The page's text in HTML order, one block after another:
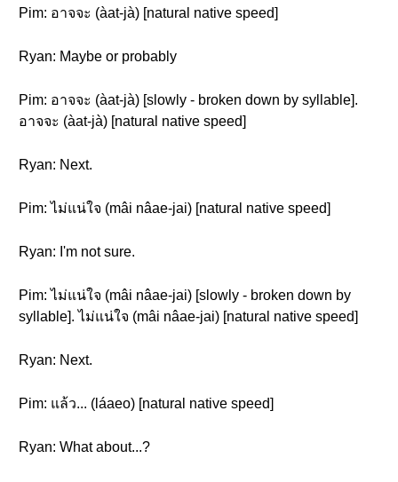
Pim: อาจจะ (àat-jà) [natural native speed]
Ryan: Maybe or probably
Pim: อาจจะ (àat-jà) [slowly - broken down by syllable].
อาจจะ (àat-jà) [natural native speed]
Ryan: Next.
Pim: ไม่แน่ใจ (mâi nâae-jai) [natural native speed]
Ryan: I'm not sure.
Pim: ไม่แน่ใจ (mâi nâae-jai) [slowly - broken down by
syllable]. ไม่แน่ใจ (mâi nâae-jai) [natural native speed]
Ryan: Next.
Pim: แล้ว... (láaeo) [natural native speed]
Ryan: What about...?